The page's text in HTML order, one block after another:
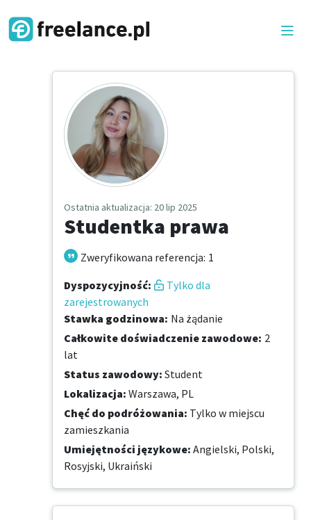
Ostatnia aktualizacja: 20 lip 2025
Studentka prawa
Zweryfikowana referencja: 1
Dyspozycyjność:
Tylko dla
zarejestrowanych
Stawka godzinowa: Na żądanie
Całkowite doświadczenie zawodowe: 2
lat
Status zawodowy: Student
Lokalizacja: Warszawa, PL
Chęć do podróżowania: Tylko w miejscu
zamieszkania
Umiejętności językowe: Angielski, Polski,
Rosyjski, Ukraiński